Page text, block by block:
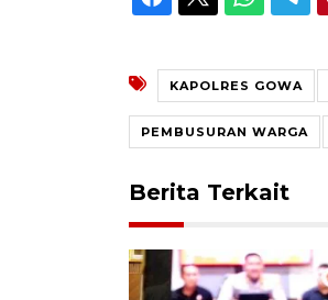
KAPOLRES GOWA
PEMBUSURAN WARGA
Berita Terkait